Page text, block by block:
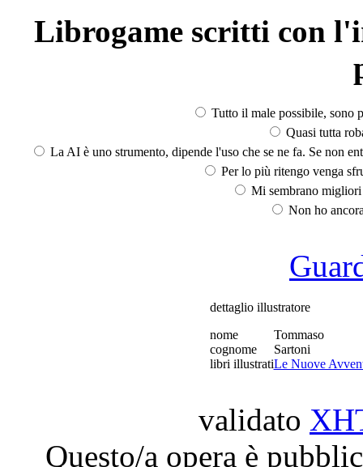
Librogame scritti con
Tutto il male possibile, sono
Quasi tutta
La AI è uno strumento, dipende l'uso che se ne fa. Se non
Per lo più ritengo venga
Mi sembrano
Non ho
dettaglio illustratore
nome
Tommaso
cognome
Sartoni
libri illustratiLe Nuove
validato
Questo/a opera è